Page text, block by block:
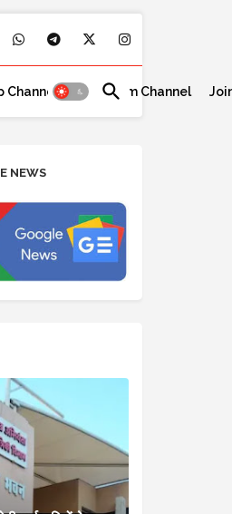
Channel Telegram Channel
NEWS